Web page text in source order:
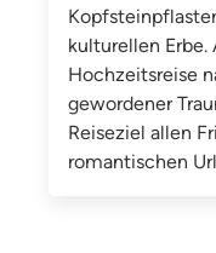
kulturellen Erbe.
Hochzeitsreise
gewordener
Reiseziel allen
romantischen